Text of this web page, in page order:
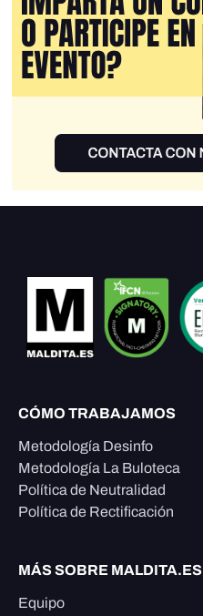
CÓMO TRABAJAMOS
Metodología Desinfo
Metodología La Buloteca
Política de Neutralidad
Política de Rectificación
MÁS SOBRE MALDITA.ES
Equipo